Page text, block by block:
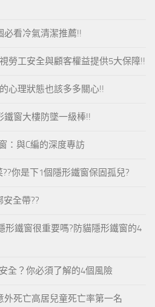
必看冷氣清潔推薦!!
勞工安全與顧客權益提供5大保障!!
心理狀態也該多多關心!!
鐵窗大樓防墜一級棒!!
：與C編的深度專訪
你是下1個隱形鐵窗保固孤兒?
全帶??
形鐵窗很重要嗎?防貓隱形鐵窗的4
全？你必須了解的4個風險
外死亡高居兒童死亡率第一名